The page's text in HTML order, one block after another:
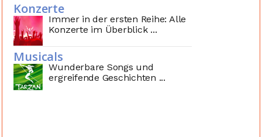
Konzerte
Immer in der ersten Reihe: Alle
Konzerte im Überblick ...
Musicals
Wunderbare Songs und
ergreifende Geschichten ...